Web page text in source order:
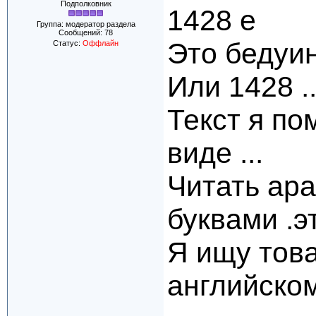
Подполковник
Группа: модератор раздела
Сообщений: 78
Статус: Оффлайн
1428 e
Это
Или 1428
Текст я
виде ...
Читать
буквами
Я ищу